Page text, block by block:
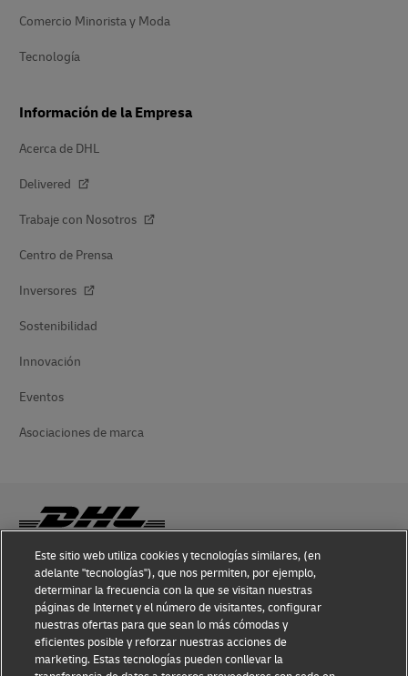
Comercio Minorista y Moda
Tecnología
Información de la Empresa
Acerca de DHL
Delivered
Trabaje con Nosotros
Centro de Prensa
Inversores
Sostenibilidad
Innovación
Eventos
Asociaciones de marca
Conocimiento sobre Fraudes
Aviso Legal
Condiciones de Uso
Este sitio web utiliza cookies y tecnologías similares, (en
adelante "tecnologías"), que nos permiten, por ejemplo,
determinar la frecuencia con la que se visitan nuestras
páginas de Internet y el número de visitantes, configurar
nuestras ofertas para que sean lo más cómodas y
eficientes posible y reforzar nuestras acciones de
marketing. Estas tecnologías pueden conllevar la